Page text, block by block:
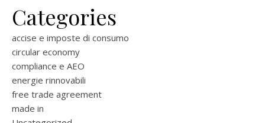
Categories
accise e imposte di consumo
circular economy
compliance e AEO
energie rinnovabili
free trade agreement
made in